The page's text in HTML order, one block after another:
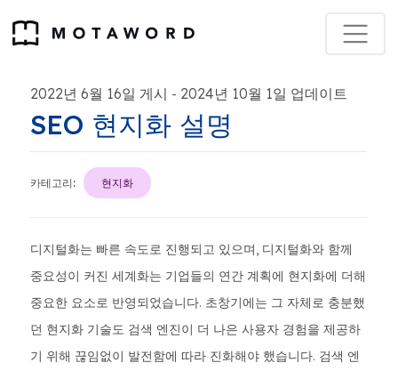
2022년 6월 16일 게시 - 2024년 10월 1일 업데이트
SEO 현지화 설명
카테고리: 현지화
디지털화는 빠른 속도로 진행되고 있으며, 디지털화와 함께
중요성이 커진 세계화는 기업들의 연간 계획에 현지화에 더해
중요한 요소로 반영되었습니다. 초창기에는 그 자체로 충분했
던 현지화 기술도 검색 엔진이 더 나은 사용자 경험을 제공하
기 위해 끊임없이 발전함에 따라 진화해야 했습니다. 검색 엔